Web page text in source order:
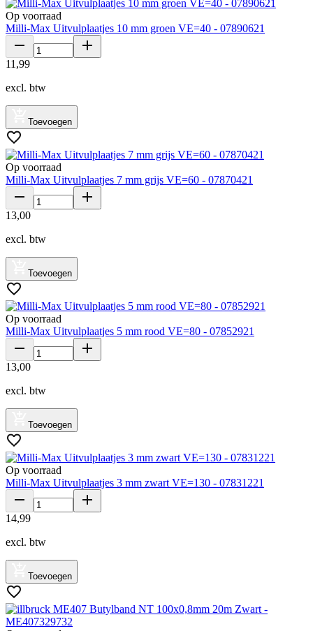
Op voorraad
Milli-Max Uitvulplaatjes 10 mm groen VE=40 - 07890621
11 ,99
excl. btw
Toevoegen
Op voorraad
Milli-Max Uitvulplaatjes 7 mm grijs VE=60 - 07870421
13,00
excl. btw
Toevoegen
Op voorraad
Milli-Max Uitvulplaatjes 5 mm rood VE=80 - 07852921
13,00
excl. btw
Toevoegen
Op voorraad
Milli-Max Uitvulplaatjes 3 mm zwart VE=130 - 07831221
14,99
excl. btw
Toevoegen